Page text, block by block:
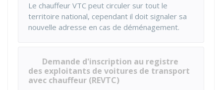
Le chauffeur VTC peut circuler sur tout le
territoire national, cependant il doit signaler sa
nouvelle adresse en cas de déménagement.
Demande d'inscription au registre
des exploitants de voitures de transport
avec chauffeur (REVTC)